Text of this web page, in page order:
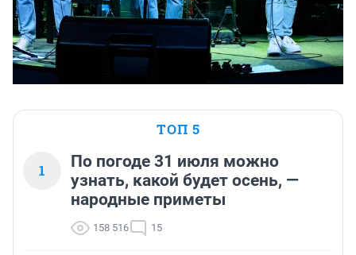
ТОП 5
1
По погоде 31 июля можно
узнать, какой будет осень, —
народные приметы
158 516 15